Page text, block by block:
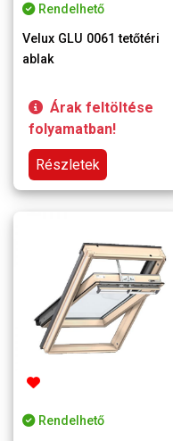
Rendelhető
Velux GLU 0061 tetőtéri
ablak
Árak feltöltése
folyamatban!
Részletek
Rendelhető